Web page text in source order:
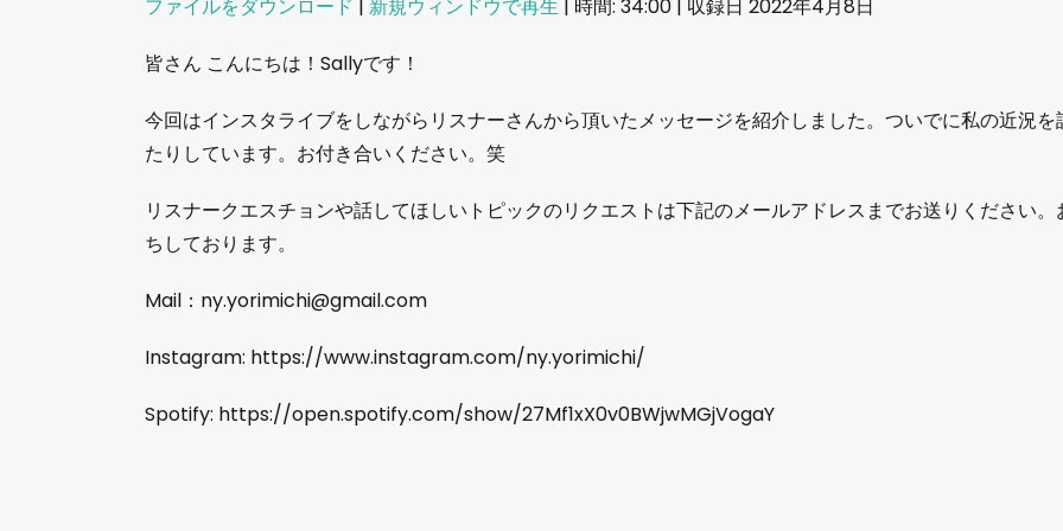
RSS FEED
EMBED
ファイルをダウンロード 新規ウィンドウで再生 時間: 34:00 収録日 2022年4月8日
皆さん こんにちは！Sallyです！
今回はインスタライブをしながらリスナーさんから頂いたメッセージを紹介しました。ついでに私の近況を
たりしています。お付き合いください。笑
リスナークエスチョンや話してほしいトピックのリクエストは下記のメールアドレスまでお送りください。
ちしております。
Mail：ny.yorimichi@gmail.com
Instagram: https://www.instagram.com/ny.yorimichi/
Spotify: https://open.spotify.com/show/27Mf1xX0v0BWjwMGjVogaY